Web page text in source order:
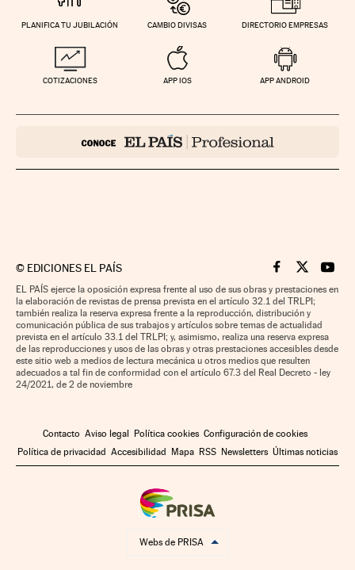
PLANIFICA TU JUBILACIÓN CAMBIO DIVISAS DIRECTORIO EMPRESAS
COTIZACIONES APP IOS APP ANDROID
© EDICIONES EL PAÍS Cinco Días en
Cinco Días
Cinco
EL PAÍS ejerce la oposición expresa frente al uso de sus obras y prestaciones en
la elaboración de revistas de prensa prevista en el artículo 32.1 del TRLPI;
también realiza la reserva expresa frente a la reproducción, distribución y
comunicación pública de sus trabajos y artículos sobre temas de actualidad
prevista en el artículo 33.1 del TRLPI; y, asimismo, realiza una reserva expresa
de las reproducciones y usos de las obras y otras prestaciones accesibles desde
este sitio web a medios de lectura mecánica u otros medios que resulten
adecuados a tal fin de conformidad con el artículo 67.3 del Real Decreto - ley
24/2021, de 2 de noviembre
Contacto Aviso legal Política cookies Configuración de cookies
Política de privacidad Accesibilidad Mapa RSS Newsletters Últimas noticias
Webs de PRISA